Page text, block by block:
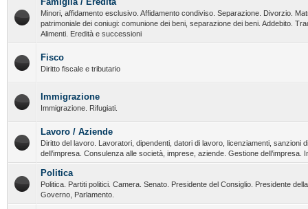
Minori, affidamento esclusivo. Affidamento condiviso. Separazione. Divorzio.
patrimoniale dei coniugi: comunione dei beni, separazione dei beni. Addebito.
Alimenti. Eredità e successioni
Fisco
Diritto fiscale e tributario
Immigrazione
Immigrazione. Rifugiati.
Lavoro / Aziende
Diritto del lavoro. Lavoratori, dipendenti, datori di lavoro, licenziamenti, sanzioni
dell’impresa. Consulenza alle società, imprese, aziende. Gestione dell’impresa.
Politica
Politica. Partiti politici. Camera. Senato. Presidente del Consiglio. Presidente
Governo, Parlamento.